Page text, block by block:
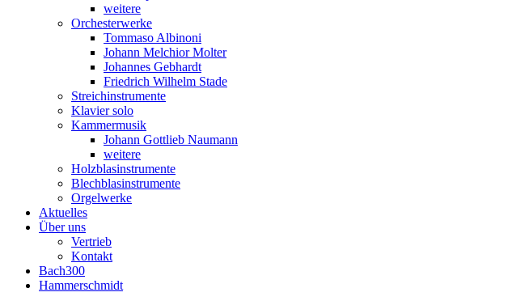
weitere
Orchesterwerke
Tommaso Albinoni
Johann Melchior Molter
Johannes Gebhardt
Friedrich Wilhelm Stade
Streichinstrumente
Klavier solo
Kammermusik
Johann Gottlieb Naumann
weitere
Holzblasinstrumente
Blechblasinstrumente
Orgelwerke
Aktuelles
Über uns
Vertrieb
Kontakt
Bach300
Hammerschmidt